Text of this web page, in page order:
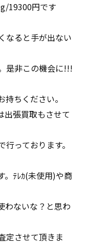
19300円です
なると手が出ない
是非この機会に!!!
ちください。
出張買取もさせて
っております。
。ﾃﾚｶ(未使用)や商
わないな？と思わ
定させて頂きま